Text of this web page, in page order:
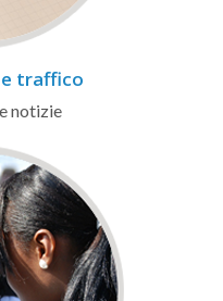
traffico
notizie